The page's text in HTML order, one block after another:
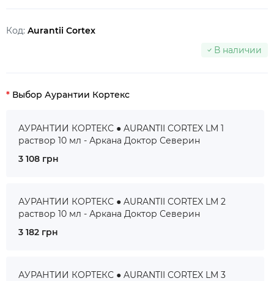
Код: Aurantii Cortex
В наличии
Выбор Аурантии Кортекс
АУРАНТИИ КОРТЕКС ● AURANTII CORTEX LM 1
раствор 10 мл - Аркана Доктор Северин
3 108 грн
АУРАНТИИ КОРТЕКС ● AURANTII CORTEX LM 2
раствор 10 мл - Аркана Доктор Северин
3 182 грн
АУРАНТИИ КОРТЕКС ● AURANTII CORTEX LM 3